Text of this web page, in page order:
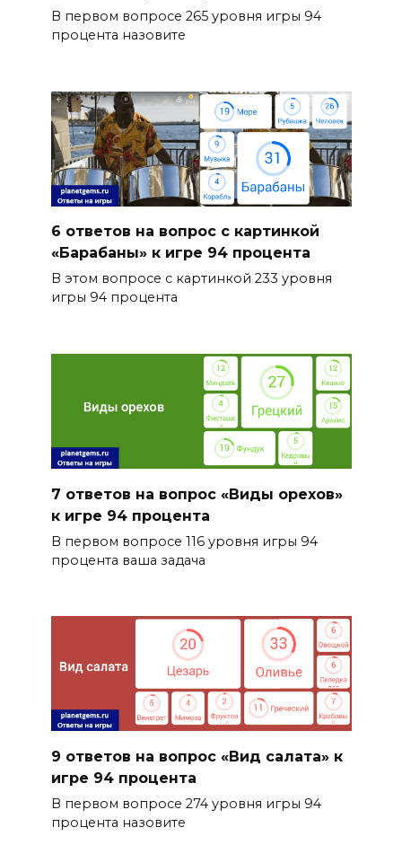
В первом вопросе 265 уровня игры 94
процента назовите
6 ответов на вопрос с картинкой
«Барабаны» к игре 94 процента
В этом вопросе с картинкой 233 уровня
игры 94 процента
7 ответов на вопрос «Виды орехов»
к игре 94 процента
В первом вопросе 116 уровня игры 94
процента ваша задача
9 ответов на вопрос «Вид салата» к
игре 94 процента
В первом вопросе 274 уровня игры 94
процента назовите